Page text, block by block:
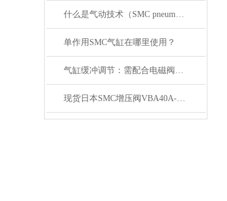
什么是气动技术（SMC pneumatics）
单作用SMC气缸在哪里使用？
气缸缓冲调节：需配合电磁阀的响应速度来调整
现货日本SMC增压阀VBA40A-04GN